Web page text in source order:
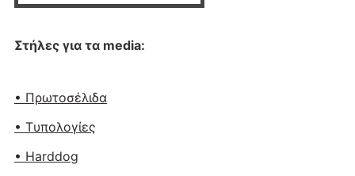
Στήλες για τα media:
• Πρωτοσέλιδα
• Tυπολογίες
• Harddog